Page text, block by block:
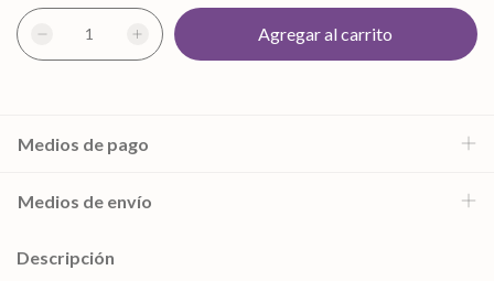
Medios de pago
Medios de envío
Descripción